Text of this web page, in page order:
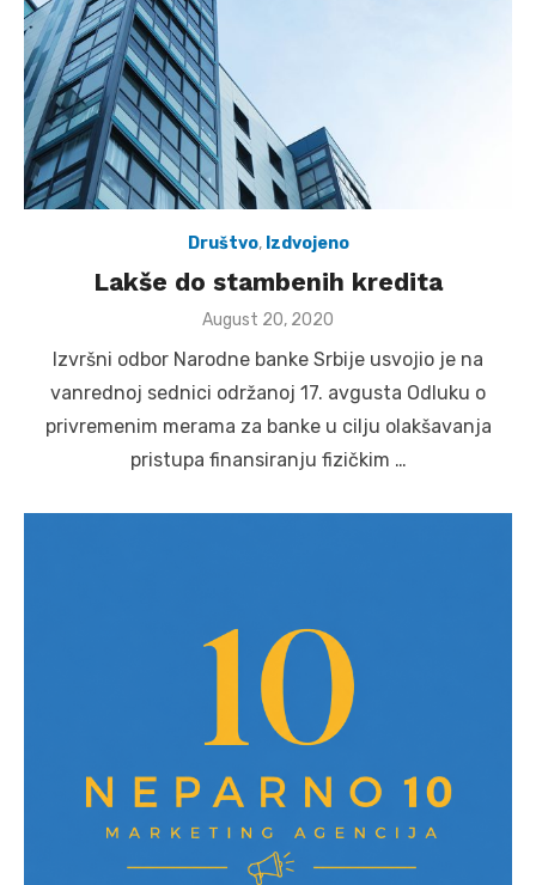
Društvo, Izdvojeno
Lakše do stambenih kredita
Posted
August 20, 2020
Izvršni odbor Narodne banke Srbije usvojio je na
vanrednoj sednici održanoj 17. avgusta Odluku o
privremenim merama za banke u cilju olakšavanja
pristupa finansiranju fizičkim …